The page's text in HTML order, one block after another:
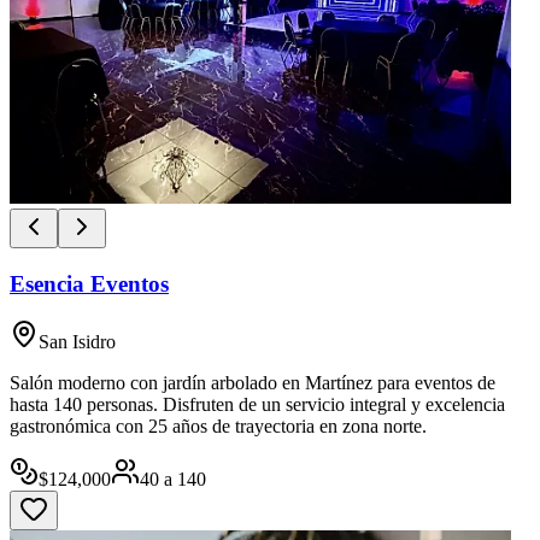
Esencia Eventos
San Isidro
Salón moderno con jardín arbolado en Martínez para eventos de
hasta 140 personas. Disfruten de un servicio integral y excelencia
gastronómica con 25 años de trayectoria en zona norte.
$124,000 40 a 140